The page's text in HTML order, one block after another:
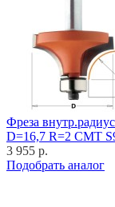
Фреза
D=16,7 R=2 CMT
3 955 р.
Подобрать аналог